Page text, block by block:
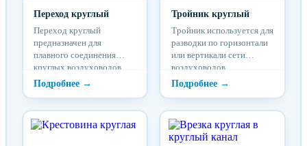
Переход круглый
Переход круглый
предназначен для
плавного соединения
круглых воздуховодов
разного диаметра.
Тройник круглый
Тройник используется для
разводки по горизонтали
или вертикали сети
воздуховодов.